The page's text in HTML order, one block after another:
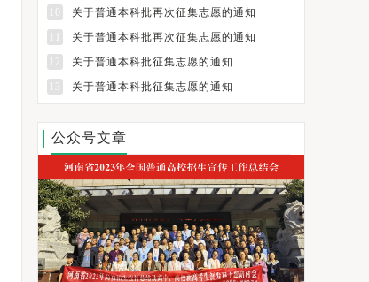
10
关于普通本科批再次征集志愿的通知
关于普通本科批再次征集志愿的通知
12
关于普通本科批征集志愿的通知
13
关于普通本科批征集志愿的通知
公众号文章